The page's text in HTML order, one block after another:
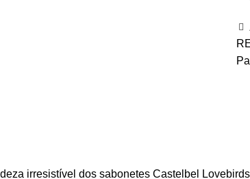
irresistível dos sabonetes Castelbel